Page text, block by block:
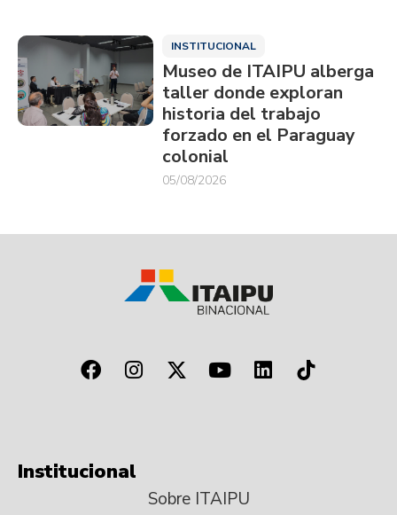
INSTITUCIONAL
Museo de ITAIPU alberga
taller donde exploran
historia del trabajo
forzado en el Paraguay
colonial
05/08/2026
Institucional
Sobre ITAIPU